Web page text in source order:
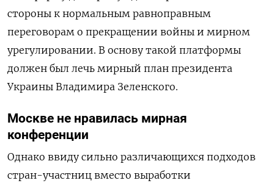
стороны к нормальным равноправным
переговорам о прекращении войны и мирном
урегулировании. В основу такой платформы
должен был лечь мирный план президента
Украины Владимира Зеленского.
Москве не нравилась мирная
конференции
Однако ввиду сильно различающихся подходов
стран-участниц вместо выработки